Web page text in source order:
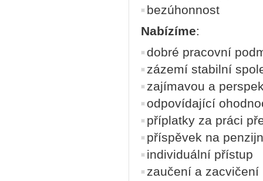
bezúhonnost
Nabízíme:
dobré pracovní
zázemí stabilní
zajímavou a
odpovídající
příplatky za práci
příspěvek na
individuální přístup
zaučení a zacvičení